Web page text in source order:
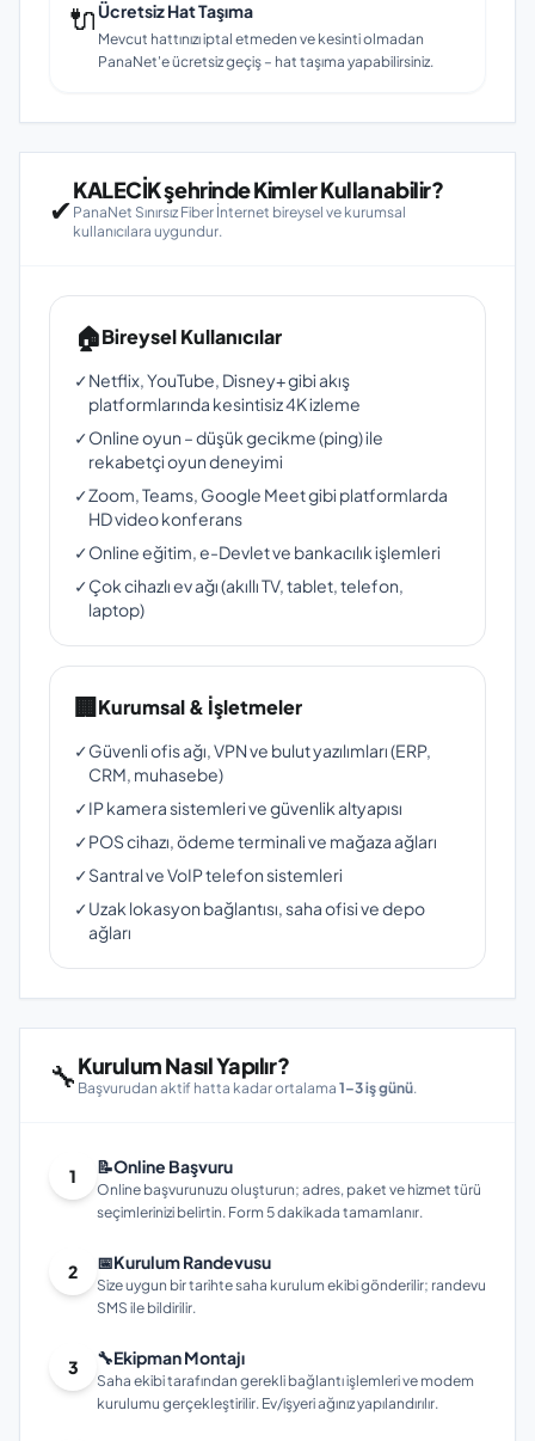
🔌Ücretsiz Hat Taşıma
Mevcut hattınızı iptal etmeden ve kesinti olmadan
PanaNet'e ücretsiz geçiş – hat taşıma yapabilirsiniz.
✔
KALECİK şehrinde Kimler Kullanabilir?
PanaNet Sınırsız Fiber İnternet bireysel ve kurumsal
kullanıcılara uygundur.
🏠Bireysel Kullanıcılar
✓Netflix, YouTube, Disney+ gibi akış
platformlarında kesintisiz 4K izleme
✓Online oyun – düşük gecikme (ping) ile
rekabetçi oyun deneyimi
✓Zoom, Teams, Google Meet gibi platformlarda
HD video konferans
✓Online eğitim, e-Devlet ve bankacılık işlemleri
✓Çok cihazlı ev ağı (akıllı TV, tablet, telefon,
laptop)
🏢Kurumsal & İşletmeler
✓Güvenli ofis ağı, VPN ve bulut yazılımları (ERP,
CRM, muhasebe)
✓IP kamera sistemleri ve güvenlik altyapısı
✓POS cihazı, ödeme terminali ve mağaza ağları
✓Santral ve VoIP telefon sistemleri
✓Uzak lokasyon bağlantısı, saha ofisi ve depo
ağları
🔧Kurulum Nasıl Yapılır?
Başvurudan aktif hatta kadar ortalama 1–3 iş günü.
1 📝Online Başvuru
Online başvurunuzu oluşturun; adres, paket ve hizmet türü
seçimlerinizi belirtin. Form 5 dakikada tamamlanır.
2 📅Kurulum Randevusu
Size uygun bir tarihte saha kurulum ekibi gönderilir; randevu
SMS ile bildirilir.
3 🔧Ekipman Montajı
Saha ekibi tarafından gerekli bağlantı işlemleri ve modem
kurulumu gerçekleştirilir. Ev/işyeri ağınız yapılandırılır.